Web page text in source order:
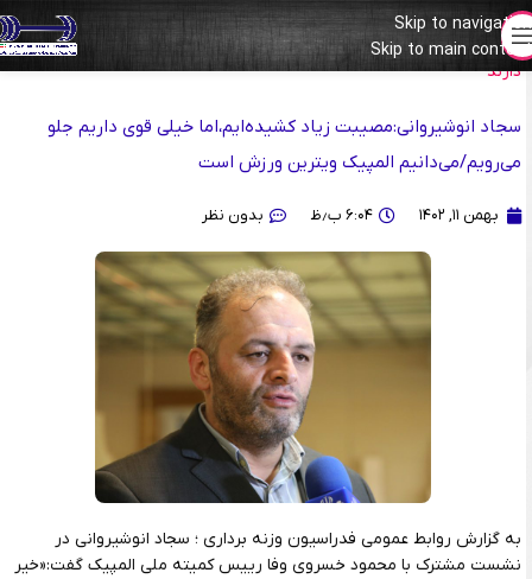
Skip to navigation
Skip to main content
جانانه تشکر می‌کنم از حمایت ویژه‌ای که کمیته و وزارت‌خانه از وزنه‌برداری
دارند
سجاد انوشیروانی:مصیبت زیاد کشیده‌ایم،اما خیلی قوی داریم جلو
می‌رویم/می‌دانیم المپیک ویترین ورزش است
بهمن ۱۱, ۱۴۰۲ ۶:۰۴ ب٫ظ بدون نظر
به گزارش روابط عمومی فدراسیون وزنه برداری ؛ سجاد انوشیروانی در
نشست مشترک با محمود خسروی وفا رییس کمیته ملی المپیک گفت:«خیر